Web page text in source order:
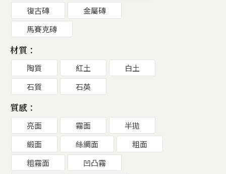
復古磚
金屬磚
馬賽克磚
材質：
陶質 紅土
白土
石質
石英
質感：
亮面 霧面
半拋
緞面
絲綢面
粗面
粗霧面
凹凸霧